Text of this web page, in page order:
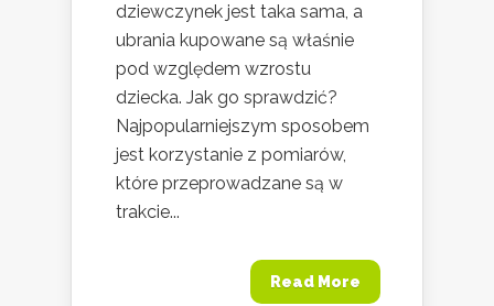
dziewczynek jest taka sama, a
ubrania kupowane są właśnie
pod względem wzrostu
dziecka. Jak go sprawdzić?
Najpopularniejszym sposobem
jest korzystanie z pomiarów,
które przeprowadzane są w
trakcie...
Read More